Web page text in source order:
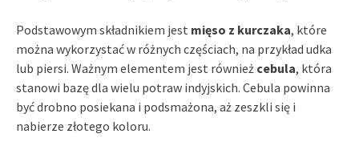
Podstawowym składnikiem jest mięso z kurczaka, które
można wykorzystać w różnych częściach, na przykład udka
lub piersi. Ważnym elementem jest również cebula, która
stanowi bazę dla wielu potraw indyjskich. Cebula powinna
być drobno posiekana i podsmażona, aż zeszkli się i
nabierze złotego koloru.